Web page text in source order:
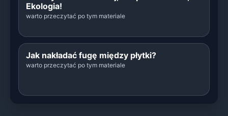
Ekologia!
warto przeczytać po tym materiale
Jak nakładać fugę między płytki?
warto przeczytać po tym materiale